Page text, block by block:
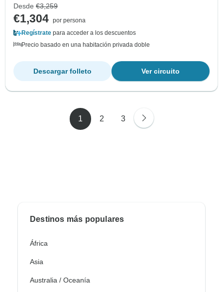
Desde €3,259
€1,304 por persona
Regístrate para acceder a los descuentos
Precio basado en una habitación privada doble
Ver circuito
Descargar folleto
1 2 3
Destinos más populares
África
Asia
Australia / Oceanía